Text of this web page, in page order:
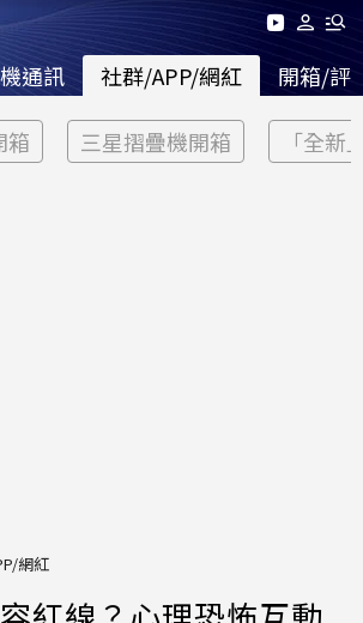
通訊 社群/APP/網紅 開箱/評
箱 三星摺疊機開箱 「全新
網紅